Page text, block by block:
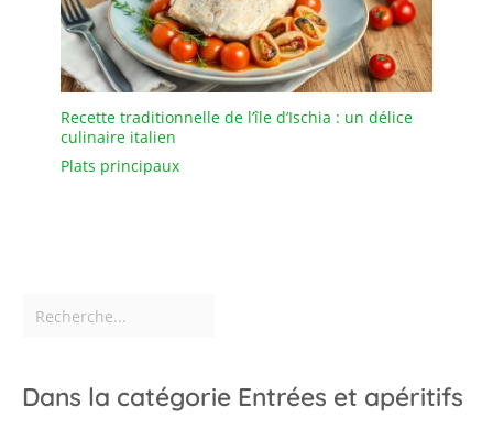
Recette traditionnelle de l’île d’Ischia : un délice
culinaire italien
Plats principaux
Dans la catégorie Entrées et apéritifs